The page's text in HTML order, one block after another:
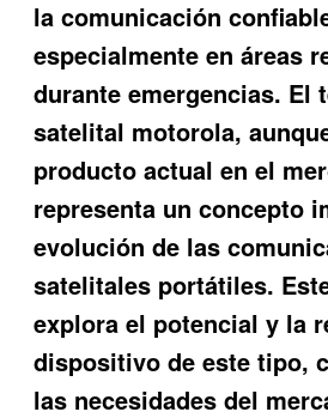
la comunicación
especialmente en áreas
durante emergencias. El
satelital motorola,
producto actual en el
representa un concepto
evolución de las
satelitales portátiles.
explora el potencial y la
dispositivo de este tipo,
las necesidades del